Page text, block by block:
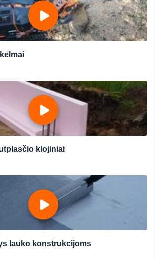
klojiniai
lauko konstrukcijoms